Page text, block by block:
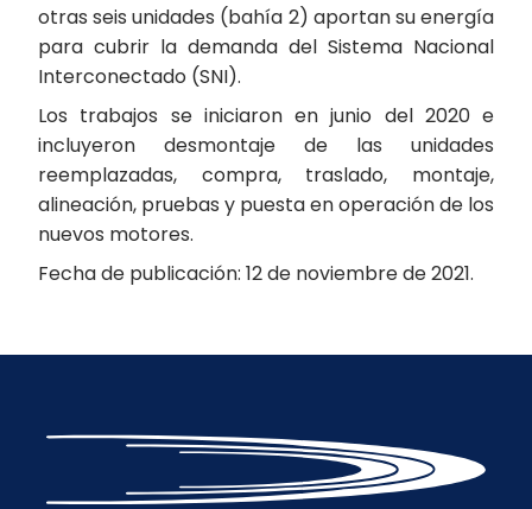
otras seis unidades (bahía 2) aportan su energía
para cubrir la demanda del Sistema Nacional
Interconectado (SNI).
Los trabajos se iniciaron en junio del 2020 e
incluyeron desmontaje de las unidades
reemplazadas, compra, traslado, montaje,
alineación, pruebas y puesta en operación de los
nuevos motores.
Fecha de publicación: 12 de noviembre de 2021.